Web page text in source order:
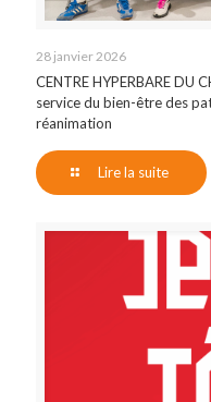
28 janvier 2026
CENTRE HYPERBARE DU
service du bien-être des
réanimation
Lire la suite